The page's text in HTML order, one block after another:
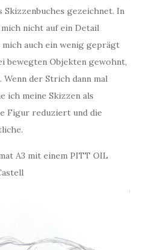
Skizzenbuches gezeichnet. In
nicht auf ein Detail
auch ein wenig geprägt
bewegten Objekten gewohnt,
der Strich dann mal
ich meine Skizzen als
Figur reduziert und die
A3 mit einem PITT OIL